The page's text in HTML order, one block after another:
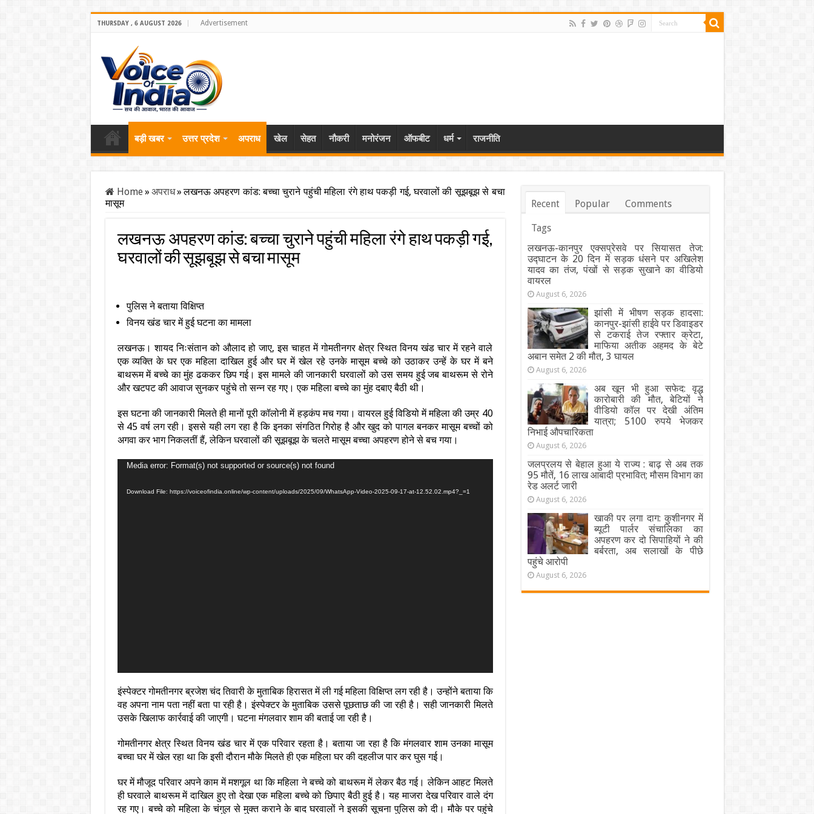
THURSDAY , 6 AUGUST 2026 Advertisement
बड़ी खबर उत्तर प्रदेश अपराध खेल सेहत नौकरी मनोरंजन ऑफबीट धर्म राजनीति
Home» अपराध» लखनऊ अपहरण कांड: बच्चा चुराने पहुंची महिला रंगे हाथ पकड़ी गई, घरवालों की सूझबूझ से बचा
मासूम
लखनऊ अपहरण कांड: बच्चा चुराने पहुंची महिला रंगे हाथ पकड़ी गई,
घरवालों की सूझबूझ से बचा मासूम
पुलिस ने बताया विक्षिप्त
विनय खंड चार में हुई घटना का मामला
लखनऊ। शायद निःसंतान को औलाद हो जाए, इस चाहत में गोमतीनगर क्षेत्र स्थित विनय खंड चार में रहने वाले
एक व्यक्ति के घर एक महिला दाखिल हुई और घर में खेल रहे उनके मासूम बच्चे को उठाकर उन्हें के घर में बने
बाथरूम में बच्चे का मुंह ढककर छिप गई। इस मामले की जानकारी घरवालों को उस समय हुई जब बाथरूम से रोने
और खटपट की आवाज सुनकर पहुंचे तो सन्न रह गए। एक महिला बच्चे का मुंह दबाए बैठी थी।
इस घटना की जानकारी मिलते ही मानों पूरी कॉलोनी में हड़कंप मच गया। वायरल हुई विडियो में महिला की उम्र 40
से 45 वर्ष लग रही। इससे यही लग रहा है कि इनका संगठित गिरोह है और खुद को पागल बनकर मासूम बच्चों को
अगवा कर भाग निकलतीं हैं, लेकिन घरवालों की सूझबूझ के चलते मासूम बच्चा अपहरण होने से बच गया।
Video
Media error: Format(s) not supported or source(s) not found
Download File: https://voiceofindia.online/wp-content/uploads/2025/09/WhatsApp-Video-2025-09-17-at-12.52.02.mp4?_=1
इंस्पेक्टर गोमतीनगर ब्रजेश चंद तिवारी के मुताबिक हिरासत में ली गई महिला विक्षिप्त लग रही है। उन्होंने बताया कि
वह अपना नाम पता नहीं बता पा रही है। इंस्पेक्टर के मुताबिक उससे पूछताछ की जा रही है। सही जानकारी मिलते
उसके खिलाफ कार्रवाई की जाएगी। घटना मंगलवार शाम की बताई जा रही है।
गोमतीनगर क्षेत्र स्थित विनय खंड चार में एक परिवार रहता है। बताया जा रहा है कि मंगलवार शाम उनका मासूम
बच्चा घर में खेल रहा था कि इसी दौरान मौके मिलते ही एक महिला घर की दहलीज पार कर घुस गई।
घर में मौजूद परिवार अपने काम में मशगूल था कि महिला ने बच्चे को बाथरूम में लेकर बैठ गई। लेकिन आहट मिलते
ही घरवाले बाथरूम में दाखिल हुए तो देखा एक महिला बच्चे को छिपाए बैठी हुई है। यह माजरा देख परिवार वाले दंग
रह गए। बच्चे को महिला के चंगुल से मुक्त कराने के बाद घरवालों ने इसकी सूचना पुलिस को दी। मौके पर पहुंचे
Recent Popular Comments
Tags
लखनऊ-कानपुर एक्सप्रेसवे पर सियासत तेज:
उद्घाटन के 20 दिन में सड़क धंसने पर अखिलेश
यादव का तंज, पंखों से सड़क सुखाने का वीडियो
वायरल
August 6, 2026
झांसी में भीषण सड़क हादसा:
कानपुर-झांसी हाईवे पर डिवाइडर
से टकराई तेज रफ्तार क्रेटा,
माफिया अतीक अहमद के बेटे
अबान समेत 2 की मौत, 3 घायल
August 6, 2026
अब खून भी हुआ सफेद: वृद्ध
कारोबारी की मौत, बेटियों ने
वीडियो कॉल पर देखी अंतिम
यात्रा; 5100 रुपये भेजकर
निभाई औपचारिकता
August 6, 2026
जलप्रलय से बेहाल हुआ ये राज्य : बाढ़ से अब तक
95 मौतें, 16 लाख आबादी प्रभावित; मौसम विभाग का
रेड अलर्ट जारी
August 6, 2026
खाकी पर लगा दाग: कुशीनगर में
ब्यूटी पार्लर संचालिका का
अपहरण कर दो सिपाहियों ने की
बर्बरता, अब सलाखों के पीछे
पहुंचे आरोपी
August 6, 2026